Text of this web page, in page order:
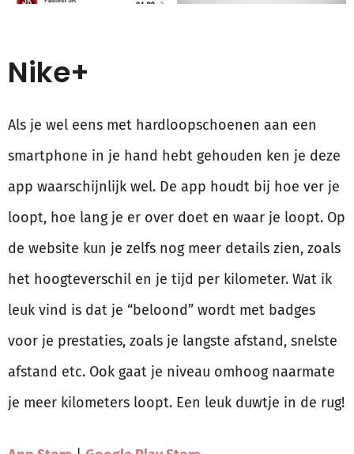
Nike+
Als je wel eens met hardloopschoenen aan een
smartphone in je hand hebt gehouden ken je deze
app waarschijnlijk wel. De app houdt bij hoe ver je
loopt, hoe lang je er over doet en waar je loopt. Op
de website kun je zelfs nog meer details zien, zoals
het hoogteverschil en je tijd per kilometer. Wat ik
leuk vind is dat je “beloond” wordt met badges
voor je prestaties, zoals je langste afstand, snelste
afstand etc. Ook gaat je niveau omhoog naarmate
je meer kilometers loopt. Een leuk duwtje in de rug!